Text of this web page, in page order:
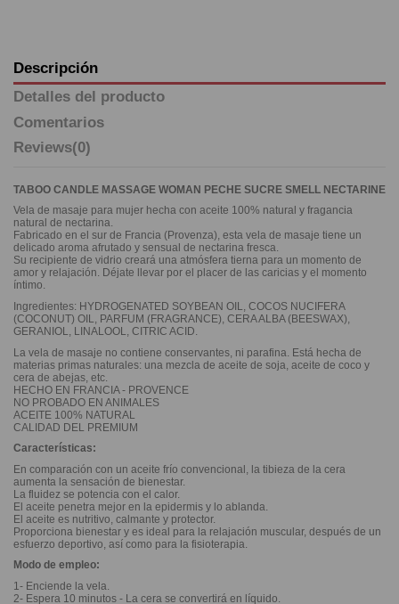
Descripción
Detalles del producto
Comentarios
Reviews(0)
TABOO CANDLE MASSAGE WOMAN PECHE SUCRE SMELL NECTARINE
Vela de masaje para mujer hecha con aceite 100% natural y fragancia
natural de nectarina.
Fabricado en el sur de Francia (Provenza), esta vela de masaje tiene un
delicado aroma afrutado y sensual de nectarina fresca.
Su recipiente de vidrio creará una atmósfera tierna para un momento de
amor y relajación. Déjate llevar por el placer de las caricias y el momento
íntimo.
Ingredientes: HYDROGENATED SOYBEAN OIL, COCOS NUCIFERA
(COCONUT) OIL, PARFUM (FRAGRANCE), CERA ALBA (BEESWAX),
GERANIOL, LINALOOL, CITRIC ACID.
La vela de masaje no contiene conservantes, ni parafina. Está hecha de
materias primas naturales: una mezcla de aceite de soja, aceite de coco y
cera de abejas, etc.
HECHO EN FRANCIA - PROVENCE
NO PROBADO EN ANIMALES
ACEITE 100% NATURAL
CALIDAD DEL PREMIUM
Características:
En comparación con un aceite frío convencional, la tibieza de la cera
aumenta la sensación de bienestar.
La fluidez se potencia con el calor.
El aceite penetra mejor en la epidermis y lo ablanda.
El aceite es nutritivo, calmante y protector.
Proporciona bienestar y es ideal para la relajación muscular, después de un
esfuerzo deportivo, así como para la fisioterapia.
Modo de empleo:
1- Enciende la vela.
2- Espera 10 minutos - La cera se convertirá en líquido.